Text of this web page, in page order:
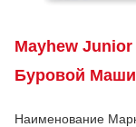
Mayhew
Буровой
Наименование